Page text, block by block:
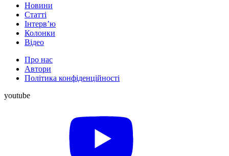
Новини
Статті
Інтерв’ю
Колонки
Відео
Про нас
Автори
Політика конфіденційності
youtube